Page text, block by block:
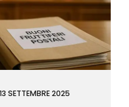
13 SETTEMBRE 2025